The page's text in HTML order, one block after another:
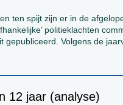
ten spijt zijn er in de
politieklachten
gepubliceerd. Volgens de
12 jaar (analyse)